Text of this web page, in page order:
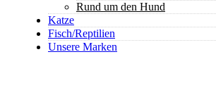
Rund um den Hund
Katze
Fisch/Reptilien
Unsere Marken